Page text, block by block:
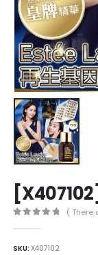
( There
SKU:X407102